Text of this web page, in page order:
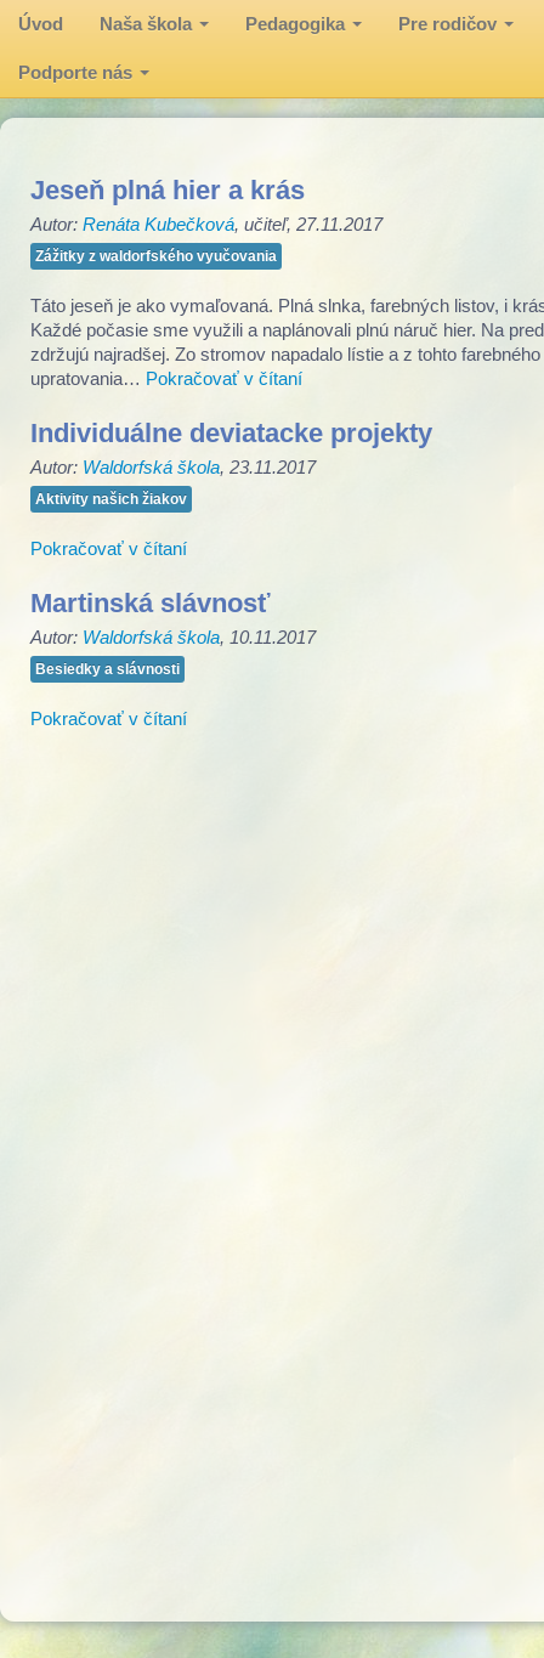
Úvod Naša škola Pedagogika Pre rodičov
Podporte nás
Jeseň plná hier a krás
Autor: Renáta Kubečková, učiteľ, 27.11.2017
Zážitky z waldorfského vyučovania
Táto jeseň je ako vymaľovaná. Plná slnka, farebných listov, i
Každé počasie sme využili a naplánovali plnú náruč hier. Na
zdržujú najradšej. Zo stromov napadalo lístie a z tohto
upratovania… Pokračovať v čítaní
Individuálne deviatacke projekty
Autor: Waldorfská škola, 23.11.2017
Aktivity našich žiakov
Pokračovať v čítaní
Martinská slávnosť
Autor: Waldorfská škola, 10.11.2017
Besiedky a slávnosti
Pokračovať v čítaní